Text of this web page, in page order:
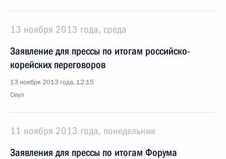
13 ноября 2013 года, среда
Заявление для прессы по итогам российско-
корейских переговоров
13 ноября 2013 года, 12:15
Сеул
11 ноября 2013 года, понедельник
Заявления для прессы по итогам Форума